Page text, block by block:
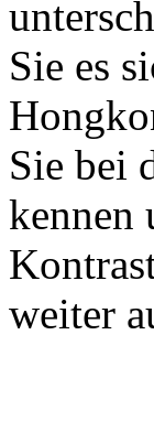
Sie es
Sie bei
kennen
weiter